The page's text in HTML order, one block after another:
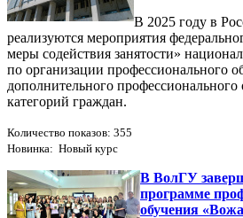
В 2025 году в
реализуются мероприятия
меры содействия занятости»
по организации профессионального
дополнительного профессионального
категорий граждан.
Количество показов: 355
Новинка: Новый курс
В ВолГУ
программе
обучения